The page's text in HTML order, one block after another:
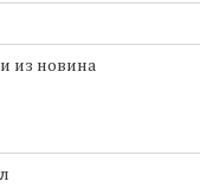
из новина